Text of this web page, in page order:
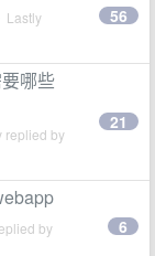
Lastly
56
哪些
replied by
21
by 6